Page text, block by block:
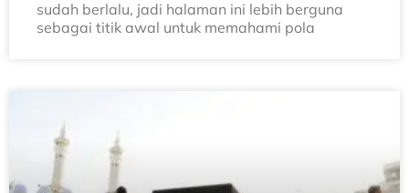
sudah berlalu, jadi halaman ini lebih berguna
sebagai titik awal untuk memahami pola